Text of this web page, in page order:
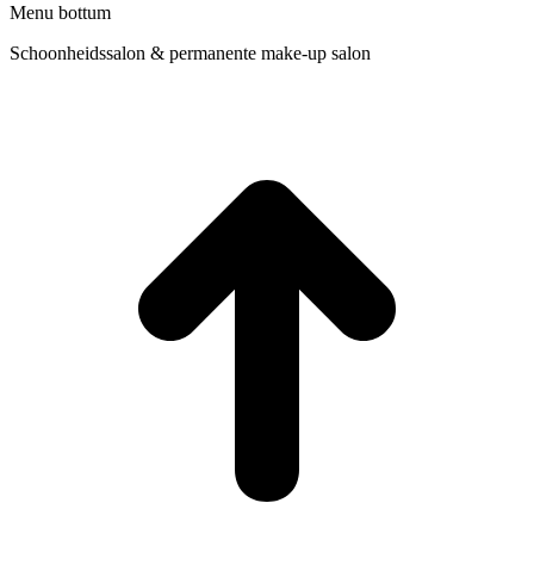
Menu bottum
Schoonheidssalon & permanente make-up salon